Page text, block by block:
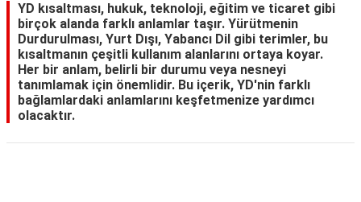
YD kısaltması, hukuk, teknoloji, eğitim ve ticaret gibi
birçok alanda farklı anlamlar taşır. Yürütmenin
Durdurulması, Yurt Dışı, Yabancı Dil gibi terimler, bu
kısaltmanın çeşitli kullanım alanlarını ortaya koyar.
Her bir anlam, belirli bir durumu veya nesneyi
tanımlamak için önemlidir. Bu içerik, YD'nin farklı
bağlamlardaki anlamlarını keşfetmenize yardımcı
olacaktır.